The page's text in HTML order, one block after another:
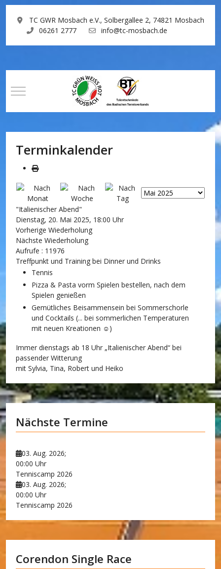
TC GWR Mosbach e.V., Solbergallee 2, 74821 Mosbach
06261 2777
info@tc-mosbach.de
Mobile Menu Toggle
Terminkalender
"Italienischer Abend"
Dienstag, 20. Mai 2025, 18:00 Uhr
Vorherige Wiederholung
Nächste Wiederholung
Aufrufe : 11976
Treffpunkt und Training bei Dinner und Drinks
Tennis
Pizza & Pasta vorm Spielen bestellen, nach dem
Spielen genießen
Gemütliches Beisammensein bei Sommerschorle
und Cocktails (... bei sommerlichen Temperaturen
mit neuen Kreationen ☺)
Immer dienstags ab 18 Uhr „Italienischer Abend“ bei
passender Witterung
mit Sylvia, Tina, Robert und Heiko
Nächste Termine
03. Aug. 2026;
00:00 Uhr
Tenniscamp 2026
03. Aug. 2026;
00:00 Uhr
Tenniscamp 2026
Corendon Single Race